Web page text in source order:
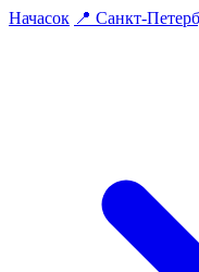
Начасок 📍 Санкт-